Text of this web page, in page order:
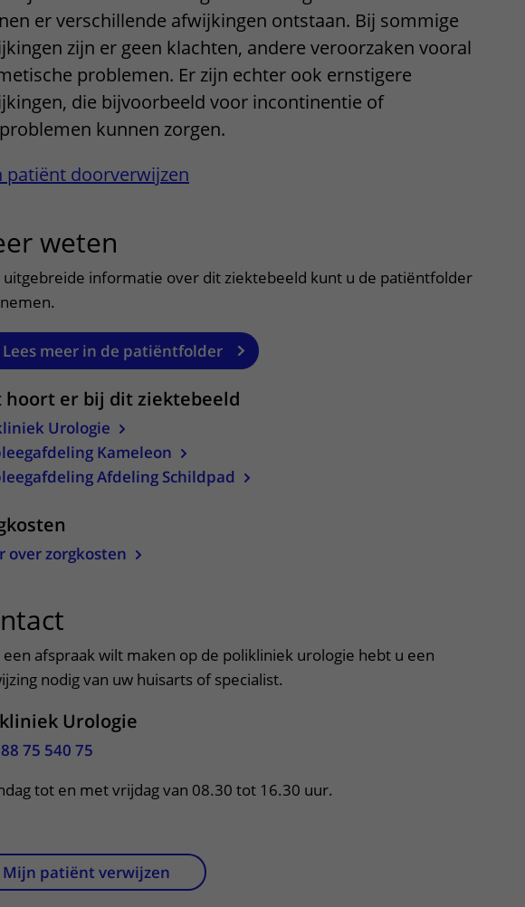
Betere zorg door onderzoek
er verschillende afwijkingen ontstaan. Bij sommige
zijn er geen klachten, andere veroorzaken vooral
problemen. Er zijn echter ook ernstigere
die bijvoorbeeld voor incontinentie of
kunnen zorgen.
patiënt doorverwijzen
weten
uitgebreide informatie over dit ziektebeeld kunt u de patiëntfolder
Lees meer in de patiëntfolder
hoort er bij dit ziektebeeld
Urologie
Kameleon
Afdeling Schildpad
over zorgkosten
een afspraak wilt maken op de polikliniek urologie hebt u een
nodig van uw huisarts of specialist.
Urologie
75 540 75
tot en met vrijdag van 08.30 tot 16.30 uur.
Mijn patiënt verwijzen